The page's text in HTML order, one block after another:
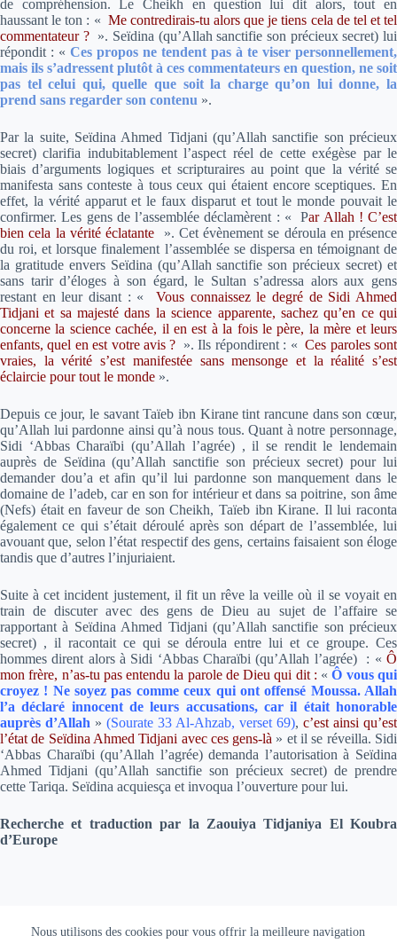
Nous utilisons des cookies pour vous offrir la meilleure navigation
de compréhension. Le Cheikh en question lui dit alors, tout en
haussant le ton : « Me contredirais-tu alors que je tiens cela de tel et tel
commentateur ? ». Seïdina (qu’Allah sanctifie son précieux secret) lui
répondit : « Ces propos ne tendent pas à te viser personnellement,
mais ils s’adressent plutôt à ces commentateurs en question, ne soit
pas tel celui qui, quelle que soit la charge qu’on lui donne, la
prend sans regarder son contenu ».
Par la suite, Seïdina Ahmed Tidjani (qu’Allah sanctifie son précieux
secret) clarifia indubitablement l’aspect réel de cette exégèse par le
biais d’arguments logiques et scripturaires au point que la vérité se
manifesta sans conteste à tous ceux qui étaient encore sceptiques. En
effet, la vérité apparut et le faux disparut et tout le monde pouvait le
confirmer. Les gens de l’assemblée déclamèrent : «
Par Allah ! C’est
bien cela la vérité éclatante ». Cet évènement se déroula en présence
du roi, et lorsque finalement l’assemblée se dispersa en témoignant de
la gratitude envers Seïdina (qu’Allah sanctifie son précieux secret) et
sans tarir d’éloges à son égard, le Sultan s’adressa alors aux gens
restant en leur disant : «
Vous connaissez le degré de Sidi Ahmed
Tidjani et sa majesté dans la science apparente, sachez qu’en ce qui
concerne la science cachée, il en est à la fois le père, la mère et leurs
enfants, quel en est votre avis ? ». Ils répondirent : « Ces paroles sont
vraies, la vérité s’est manifestée sans mensonge et la réalité s’est
éclaircie pour tout le monde ».
Depuis ce jour, le savant Taïeb ibn Kirane tint rancune dans son cœur,
qu’Allah lui pardonne ainsi qu’à nous tous. Quant à notre personnage,
Sidi ‘Abbas Charaïbi (qu’Allah l’agrée) , il se rendit le lendemain
auprès de Seïdina (qu’Allah sanctifie son précieux secret) pour lui
demander dou’a et afin qu’il lui pardonne son manquement dans le
domaine de l’adeb, car en son for intérieur et dans sa poitrine, son âme
(Nefs) était en faveur de son Cheikh, Taïeb ibn Kirane. Il lui raconta
également ce qui s’était déroulé après son départ de l’assemblée, lui
avouant que, selon l’état respectif des gens, certains faisaient son éloge
tandis que d’autres l’injuriaient.
Suite à cet incident justement, il fit un rêve la veille où il se voyait en
train de discuter avec des gens de Dieu au sujet de l’affaire se
rapportant à Seïdina Ahmed Tidjani (qu’Allah sanctifie son précieux
secret) , il racontait ce qui se déroula entre lui et ce groupe. Ces
hommes dirent alors à Sidi ‘Abbas Charaïbi (qu’Allah l’agrée) : « Ô
mon frère, n’as-tu pas entendu la parole de Dieu qui dit : «Ô vous qui
croyez ! Ne soyez pas comme ceux qui ont offensé Moussa. Allah
l’a déclaré innocent de leurs accusations, car il était honorable
auprès d’Allah » (Sourate 33 Al-Ahzab, verset 69), c’est ainsi qu’est
l’état de Seïdina Ahmed Tidjani avec ces gens-là » et il se réveilla. Sidi
‘Abbas Charaïbi (qu’Allah l’agrée) demanda l’autorisation à Seïdina
Ahmed Tidjani (qu’Allah sanctifie son précieux secret) de prendre
cette Tariqa. Seïdina acquiesça et invoqua l’ouverture pour lui.
Recherche et traduction par la Zaouiya Tidjaniya El Koubra
d’Europe
Extranet